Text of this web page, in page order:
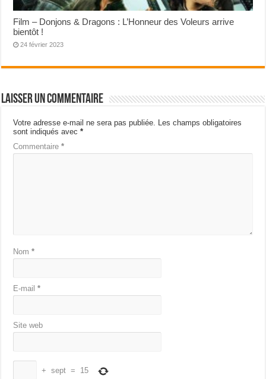
Film – Donjons & Dragons : L’Honneur des Voleurs arrive
bientôt !
24 février 2023
Laisser un commentaire
Votre adresse e-mail ne sera pas publiée. Les champs obligatoires
sont indiqués avec*
Commentaire*
Nom*
E-mail*
Site web
+ sept = 15